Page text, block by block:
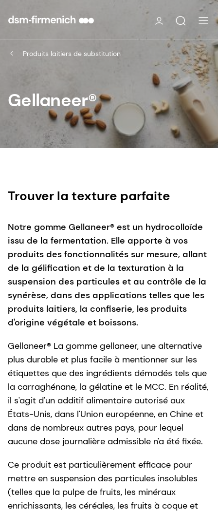
Produits laitiers de substitution
Gellaneer®
Trouver la texture parfaite
Notre gomme Gellaneer® est un hydrocolloïde
issu de la fermentation. Elle apporte à vos
produits des fonctionnalités sur mesure, allant
de la gélification et de la texturation à la
suspension des particules et au contrôle de la
synérèse, dans des applications telles que les
produits laitiers, la confiserie, les produits
d'origine végétale et boissons.
Gellaneer® La gomme gellaneer, une alternative
plus durable et plus facile à mentionner sur les
étiquettes que des ingrédients démodés tels que
la carraghénane, la gélatine et le MCC. En réalité,
il s'agit d'un additif alimentaire autorisé aux
États-Unis, dans l'Union européenne, en Chine et
dans de nombreux autres pays, pour lequel
aucune dose journalière admissible n'a été fixée.
Ce produit est particulièrement efficace pour
mettre en suspension des particules insolubles
(telles que la pulpe de fruits, les minéraux
enrichissants, les céréales, les fruits à coque et